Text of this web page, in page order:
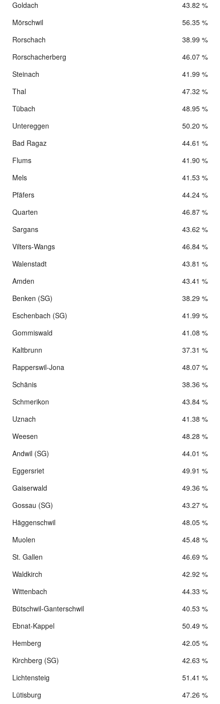
Goldach
43.82 %
Mörschwil
56.35 %
Rorschach
38.99 %
Rorschacherberg
46.07 %
Steinach
41.99 %
Thal
47.32 %
Tübach
48.95 %
Untereggen
50.20 %
Bad Ragaz
44.61 %
Flums
41.90 %
Mels
41.53 %
Pfäfers
44.24 %
Quarten
46.87 %
Sargans
43.62 %
Vilters-Wangs
46.84 %
Walenstadt
43.81 %
Amden
43.41 %
Benken (SG)
38.29 %
Eschenbach (SG)
41.99 %
Gommiswald
41.08 %
Kaltbrunn
37.31 %
Rapperswil-Jona
48.07 %
Schänis
38.36 %
Schmerikon
43.84 %
Uznach
41.38 %
Weesen
48.28 %
Andwil (SG)
44.01 %
Eggersriet
49.91 %
Gaiserwald
49.36 %
Gossau (SG)
43.27 %
Häggenschwil
48.05 %
Muolen
45.48 %
St. Gallen
46.69 %
Waldkirch
42.92 %
Wittenbach
44.33 %
Bütschwil-Ganterschwil
40.53 %
Ebnat-Kappel
50.49 %
Hemberg
42.05 %
Kirchberg (SG)
42.63 %
Lichtensteig
51.41 %
Lütisburg
47.26 %